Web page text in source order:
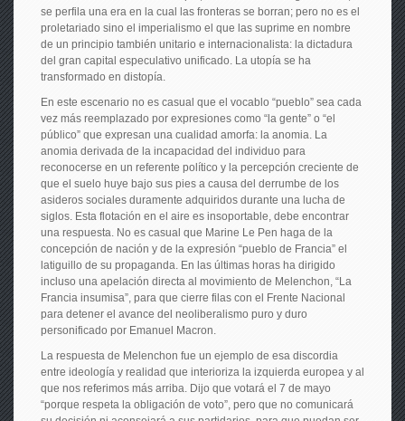
se perfila una era en la cual las fronteras se borran; pero no es el
proletariado sino el imperialismo el que las suprime en nombre
de un principio también unitario e internacionalista: la dictadura
del gran capital especulativo unificado. La utopía se ha
transformado en distopía.
En este escenario no es casual que el vocablo “pueblo” sea cada
vez más reemplazado por expresiones como “la gente” o “el
público” que expresan una cualidad amorfa: la anomia. La
anomia derivada de la incapacidad del individuo para
reconocerse en un referente político y la percepción creciente de
que el suelo huye bajo sus pies a causa del derrumbe de los
asideros sociales duramente adquiridos durante una lucha de
siglos. Esta flotación en el aire es insoportable, debe encontrar
una respuesta. No es casual que Marine Le Pen haga de la
concepción de nación y de la expresión “pueblo de Francia” el
latiguillo de su propaganda. En las últimas horas ha dirigido
incluso una apelación directa al movimiento de Melenchon, “La
Francia insumisa”, para que cierre filas con el Frente Nacional
para detener el avance del neoliberalismo puro y duro
personificado por Emanuel Macron.
La respuesta de Melenchon fue un ejemplo de esa discordia
entre ideología y realidad que interioriza la izquierda europea y al
que nos referimos más arriba. Dijo que votará el 7 de mayo
“porque respeta la obligación de voto”, pero que no comunicará